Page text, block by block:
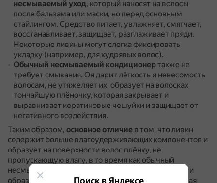
несмываемый уход, который наносят на волосы
после бальзама или маски, но перед основным
стайлингом. Средство питает, увлажняет, смягчает,
восстанавливает, защищает, разглаживает пряди.
Некоторые ливины могут слегка фиксировать
укладку (например, для кудрявых волос).
Обычный несмываемый кондиционертакже не
требует смывания. Он дарит лёгкость и невесомость
волосам, не утяжеляет их, образует на волосках
тончайшую плёночку, которая закрывает и
выравнивает кератиновые чешуйки и защищает от
негативного воздействия.
Таким образом, основное отличие в том, что ливин
содержит больше влагоудерживающих компонентов и
образует на поверхности волос плёнку, не
пропускающую влагу, в то время как обычный
несмываемый кондиционер не требует смывания и
образует на волосках тончайшую плёночку, которая
Поиск в Яндексе